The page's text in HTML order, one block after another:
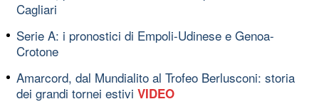
Cagliari
Serie A: i pronostici di Empoli-Udinese e Genoa-
Crotone
Amarcord, dal Mundialito al Trofeo Berlusconi: storia
dei grandi tornei estivi VIDEO